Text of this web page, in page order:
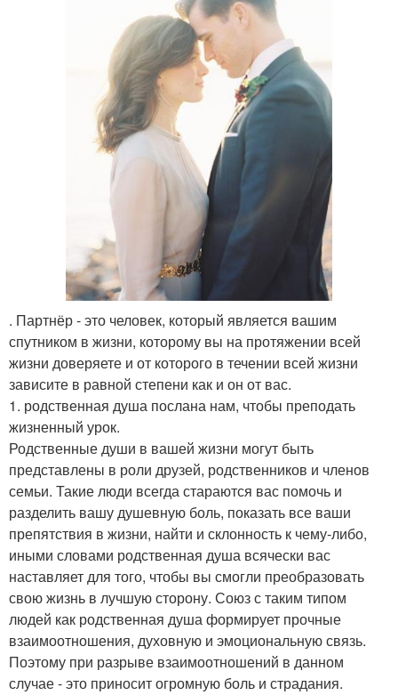
. Партнёр - это человек, который является вашим
спутником в жизни, которому вы на протяжении всей
жизни доверяете и от которого в течении всей жизни
зависите в равной степени как и он от вас.
1. родственная душа послана нам, чтобы преподать
жизненный урок.
Родственные души в вашей жизни могут быть
представлены в роли друзей, родственников и членов
семьи. Такие люди всегда стараются вас помочь и
разделить вашу душевную боль, показать все ваши
препятствия в жизни, найти и склонность к чему-либо,
иными словами родственная душа всячески вас
наставляет для того, чтобы вы смогли преобразовать
свою жизнь в лучшую сторону. Союз с таким типом
людей как родственная душа формирует прочные
взаимоотношения, духовную и эмоциональную связь.
Поэтому при разрыве взаимоотношений в данном
случае - это приносит огромную боль и страдания.